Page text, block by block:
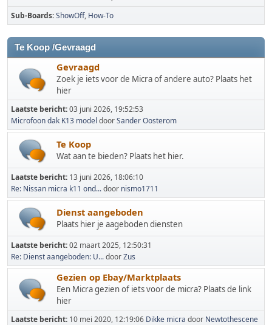
Sub-Boards ShowOff How-To
Te Koop /Gevraagd
Gevraagd
Zoek je iets voor de Micra of andere auto? Plaats het
hier
Laatste bericht:03 juni 2026, 19:52:53
Microfoon dak K13 model doorSander Oosterom
Te Koop
Wat aan te bieden? Plaats het hier.
Laatste bericht: 13 juni 2026, 18:06:10
Re: Nissan micra k11 ond...door nismo1711
Dienst aangeboden
Plaats hier je aageboden diensten
Laatste bericht:02 maart 2025, 12:50:31
Re: Dienst aangeboden: U...doorZus
Gezien op Ebay/Marktplaats
Een Micra gezien of iets voor de micra? Plaats de link
hier
Laatste bericht: 10 mei 2020, 12:19:06 Dikke micra door Newtothescene